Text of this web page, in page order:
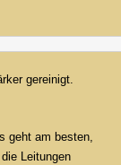
gereinigt.
geht am besten,
Leitungen